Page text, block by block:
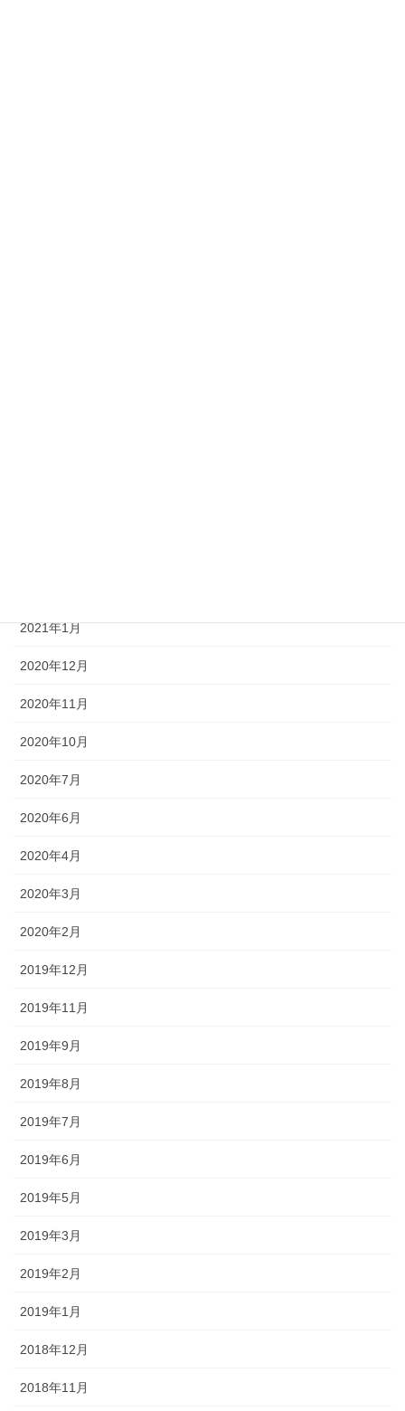
2021年1月
2020年12月
2020年11月
2020年10月
2020年7月
2020年6月
2020年4月
2020年3月
2020年2月
2019年12月
2019年11月
2019年9月
2019年8月
2019年7月
2019年6月
2019年5月
2019年3月
2019年2月
2019年1月
2018年12月
2018年11月